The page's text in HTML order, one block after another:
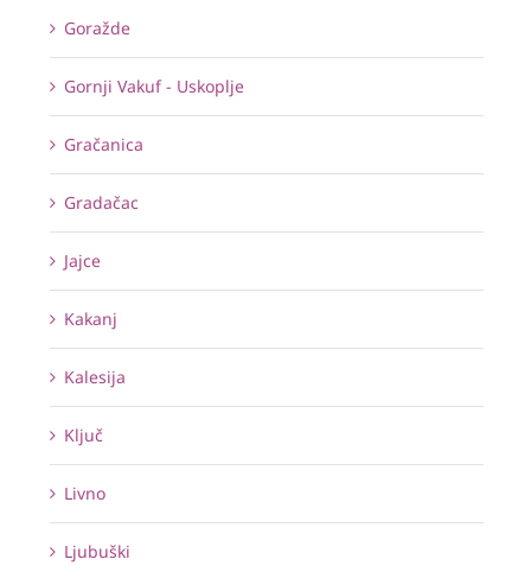
Goražde
Gornji Vakuf - Uskoplje
Gračanica
Gradačac
Jajce
Kakanj
Kalesija
Ključ
Livno
Ljubuški